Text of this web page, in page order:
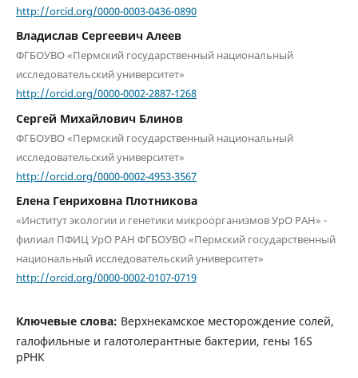
http://orcid.org/0000-0003-0436-0890
Владислав Сергеевич Алеев
ФГБОУВО «Пермский государственный национальный
исследовательский университет»
http://orcid.org/0000-0002-2887-1268
Сергей Михайлович Блинов
ФГБОУВО «Пермский государственный национальный
исследовательский университет»
http://orcid.org/0000-0002-4953-3567
Елена Генриховна Плотникова
«Институт экологии и генетики микроорга­низмов УрО РАН» -
филиал ПФИЦ УрО РАН ФГБОУВО «Пермский государственный
национальный исследовательский университет»
http://orcid.org/0000-0002-0107-0719
Ключевые слова: Верхнекамское месторождение солей,
галофильные и галотолерантные бактерии, гены 16S
рРНК